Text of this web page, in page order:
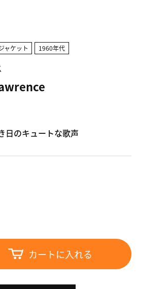
ャケット 1960年代
日のキュートな歌声
カートに入れる